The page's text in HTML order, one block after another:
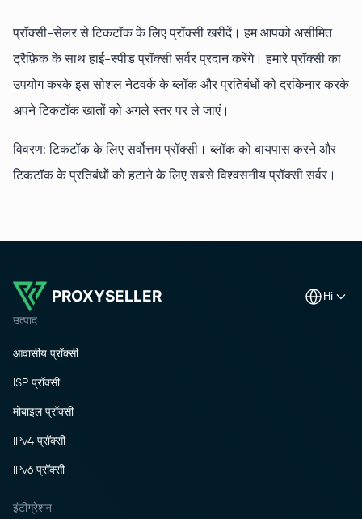
प्रॉक्सी-सेलर से टिकटॉक के लिए प्रॉक्सी खरीदें। हम आपको असीमित
ट्रैफ़िक के साथ हाई-स्पीड प्रॉक्सी सर्वर प्रदान करेंगे। हमारे प्रॉक्सी का
उपयोग करके इस सोशल नेटवर्क के ब्लॉक और प्रतिबंधों को दरकिनार करके
अपने टिकटॉक खातों को अगले स्तर पर ले जाएं।
विवरण: टिकटॉक के लिए सर्वोत्तम प्रॉक्सी। ब्लॉक को बायपास करने और
टिकटॉक के प्रतिबंधों को हटाने के लिए सबसे विश्वसनीय प्रॉक्सी सर्वर।
PROXYSELLER hi
उत्पाद
आवासीय प्रॉक्सी
ISP प्रॉक्सी
मोबाइल प्रॉक्सी
IPv4 प्रॉक्सी
IPv6 प्रॉक्सी
इंटीग्रेशन